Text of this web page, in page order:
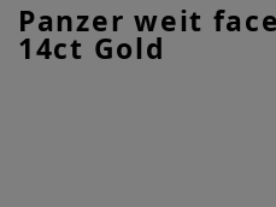
Panzer weit
14ct Gold
Anfang
der
Bildgalerie